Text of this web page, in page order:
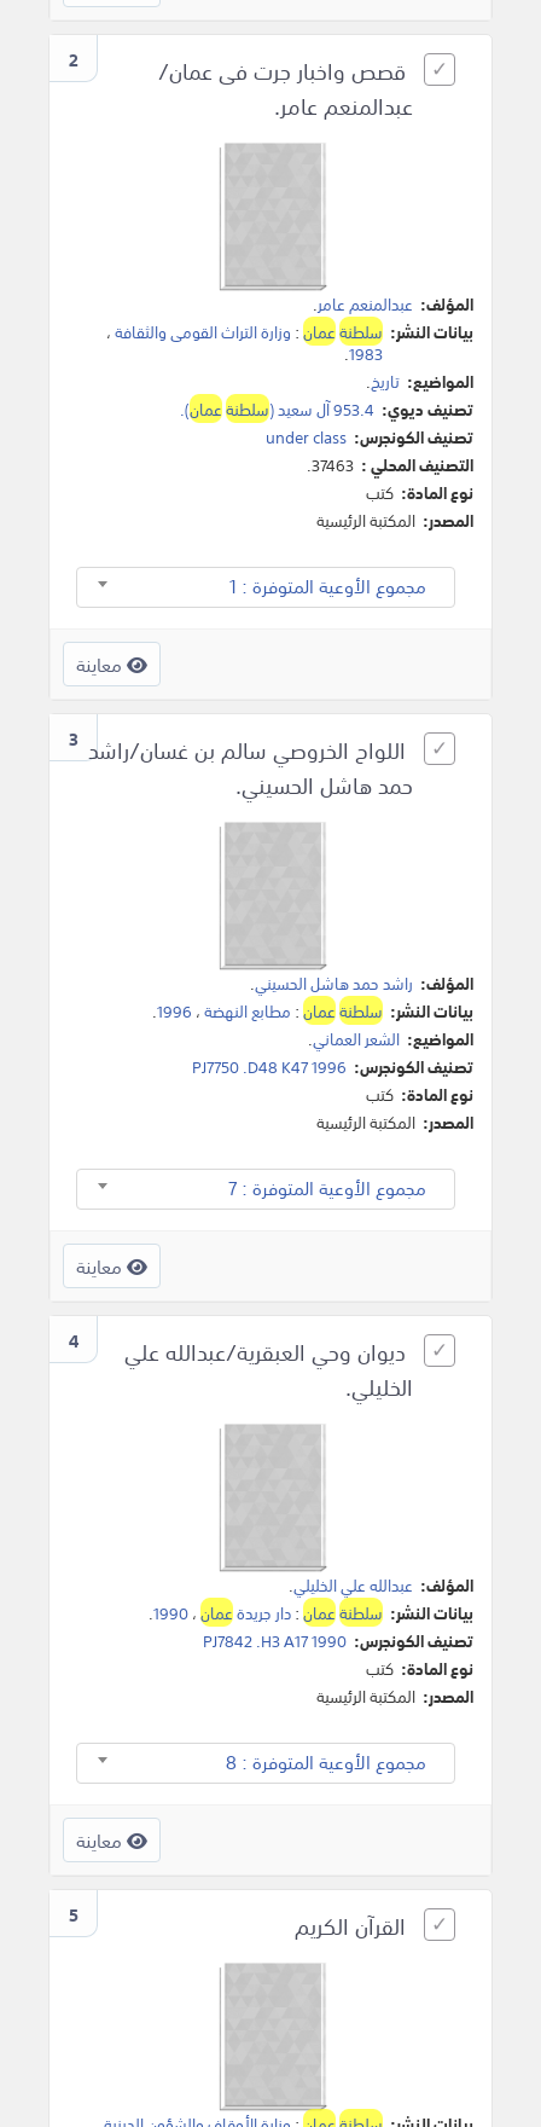
2
قصص واخبار جرت فى عمان/
عبدالمنعم عامر.
المؤلف: عبدالمنعم عامر.
بيانات النشر: سلطنةعمان: وزارة التراث القومى والثقافة،
1983
.
المواضيع: تاريخ.
تصنيف ديوي: 953.4 آل سعيد ( سلطنةعمان).
تصنيف الكونجرس: under class
التصنيف المحلي : 37463.
نوع المادة: كتب
المصدر: المكتبة الرئيسية
مجموع الأوعية المتوفرة : 1
معاينة
3 اللواح الخروصي سالم بن غسان/راشد
حمد هاشل الحسيني.
المؤلف: راشد حمد هاشل الحسيني.
بيانات النشر: سلطنةعمان: مطابع النهضة، 1996
.
المواضيع: الشعر العماني.
تصنيف الكونجرس: PJ7750 .D48 K47 1996
نوع المادة: كتب
المصدر: المكتبة الرئيسية
مجموع الأوعية المتوفرة : 7
معاينة
4
ديوان وحي العبقرية/عبدالله علي
الخليلي.
المؤلف: عبدالله علي الخليلي.
بيانات النشر: سلطنةعمان:دار جريدةعمان،1990
.
تصنيف الكونجرس: PJ7842 .H3 A17 1990
نوع المادة: كتب
المصدر: المكتبة الرئيسية
مجموع الأوعية المتوفرة : 8
معاينة
5 القرآن الكريم